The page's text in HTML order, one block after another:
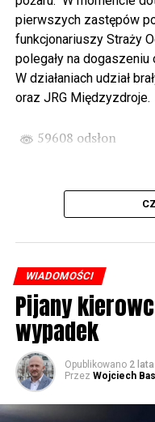
państwa Witkowskich.
Wyjątkowym
Kawuś Music Project,
polskich przebojów w
przed biblioteką).
Projektów Interreg VI
turystyka.
(Niemcy), Biblioteka
Rzymskokatolicka w
59609 odsłon
pierwszych zastępów
funkcjonariuszy Straży
polegały na dogaszeniu
W działaniach udział
oraz JRG Międzyzdroje.
59608 odsłon
WIADOMOŚCI
Pijany
wypadek
Opublikowano 2
Przez Wojciech